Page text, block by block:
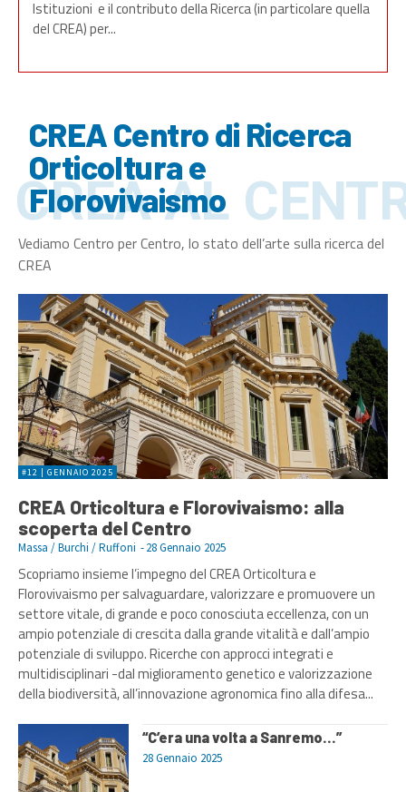
Istituzioni e il contributo della Ricerca (in particolare quella
del CREA) per...
CREA Centro di Ricerca
Orticoltura e
Florovivaismo
CREA AL
Vediamo Centro per Centro, lo stato dell’arte sulla ricerca del
CREA
#12 | GENNAIO 2025
CREA Orticoltura e Florovivaismo: alla
scoperta del Centro
Massa / Burchi / Ruffoni -28 Gennaio 2025
Scopriamo insieme l’impegno del CREA Orticoltura e
Florovivaismo per salvaguardare, valorizzare e promuovere un
settore vitale, di grande e poco conosciuta eccellenza, con un
ampio potenziale di crescita dalla grande vitalità e dall’ampio
potenziale di sviluppo. Ricerche con approcci integrati e
multidisciplinari -dal miglioramento genetico e valorizzazione
della biodiversità, all’innovazione agronomica fino alla difesa...
“C’era una volta a Sanremo…”
28 Gennaio 2025